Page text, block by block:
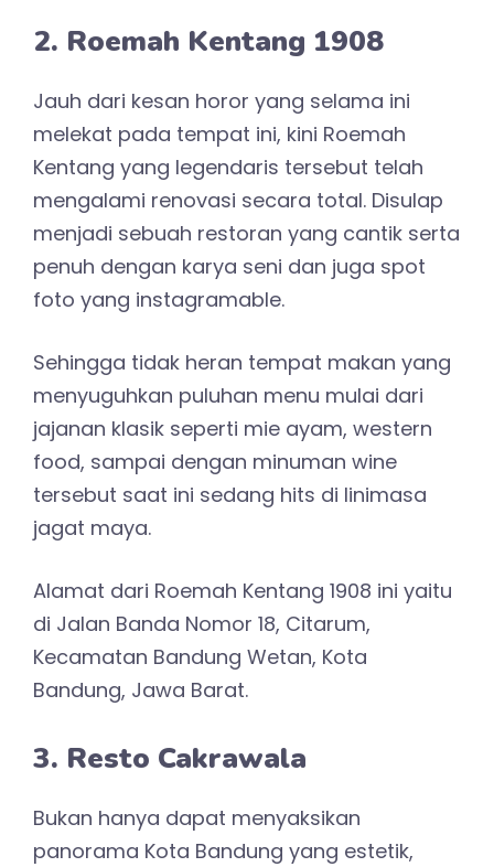
2. Roemah Kentang 1908
Jauh dari kesan horor yang selama ini
melekat pada tempat ini, kini Roemah
Kentang yang legendaris tersebut telah
mengalami renovasi secara total. Disulap
menjadi sebuah restoran yang cantik serta
penuh dengan karya seni dan juga spot
foto yang instagramable.
Sehingga tidak heran tempat makan yang
menyuguhkan puluhan menu mulai dari
jajanan klasik seperti mie ayam, western
food, sampai dengan minuman wine
tersebut saat ini sedang hits di linimasa
jagat maya.
Alamat dari Roemah Kentang 1908 ini yaitu
di Jalan Banda Nomor 18, Citarum,
Kecamatan Bandung Wetan, Kota
Bandung, Jawa Barat.
3. Resto Cakrawala
Bukan hanya dapat menyaksikan
panorama Kota Bandung yang estetik,